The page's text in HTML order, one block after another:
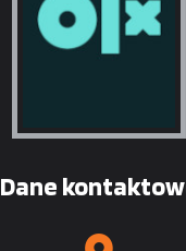
Dane